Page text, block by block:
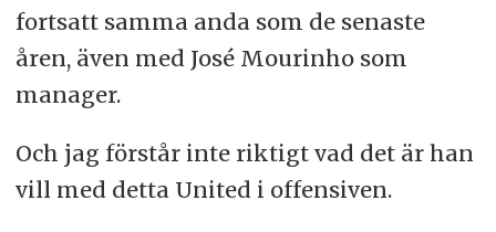
fortsatt samma anda som de senaste
åren, även med José Mourinho som
manager.
Och jag förstår inte riktigt vad det är han
vill med detta United i offensiven.